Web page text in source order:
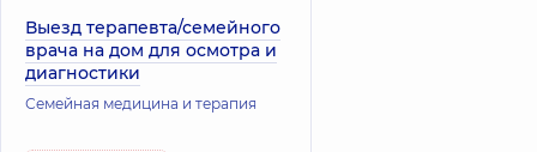
Выезд терапевта/семейного
врача на дом для осмотра и
диагностики
Семейная медицина и терапия